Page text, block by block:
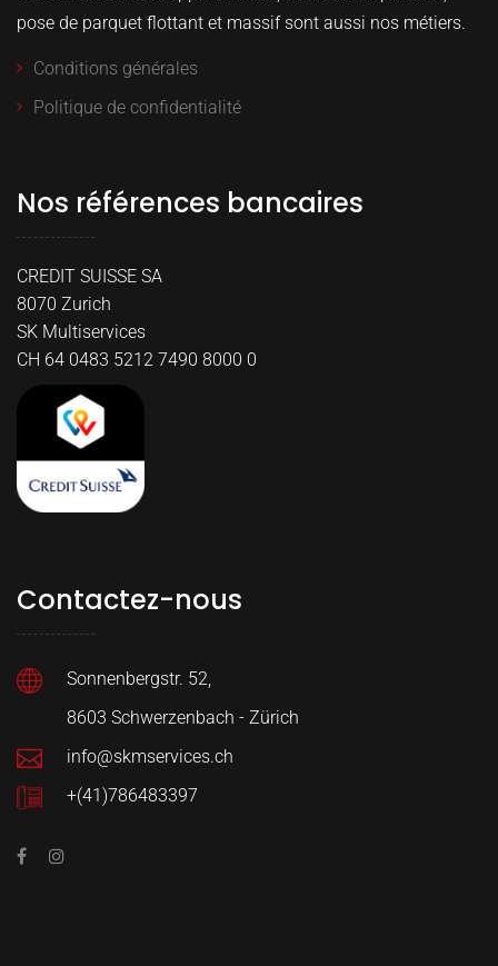
pose de parquet flottant et massif sont aussi nos métiers.
Conditions générales
Politique de confidentialité
Nos références bancaires
CREDIT SUISSE SA
8070 Zurich
SK Multiservices
CH 64 0483 5212 7490 8000 0
Contactez-nous
Sonnenbergstr. 52,
8603 Schwerzenbach - Zürich
info@skmservices.ch
+(41)786483397